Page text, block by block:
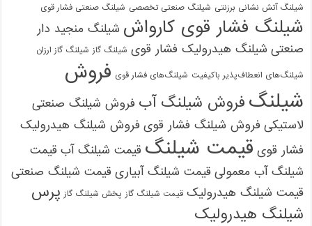
شیلنگ آتش نشانی برزنتی شیلنگ صنعتی تخصصی شیلنگ صنعتی فشار قوی
شیلنگ فشار قوی کارواش شیلنگ منجید دار
صنعتی شیلنگ هیدرولیک فشار قوی شیلنگ گاز شیلنگ گاز ارزان
شیلنگ‌های انعطاف‌پذیر باکیفیت شیلنگ‌های فشار قوی فروش
شیلنگ فروش شیلنگ آب فروش شیلنگ صنعتی
لاستیکی فروش شیلنگ فشار قوی فروش شیلنگ هیدرولیک
فشار قوی قیمت شیلنگ قیمت شیلنگ آب قیمت
شیلنگ آب معمولی قیمت شیلنگ آبیاری قیمت شیلنگ صنعتی
قیمت شیلنگ هیدرولیک قیمت شیلنگ گاز پخش شیلنگ گاز پرس
شیلنگ هیدرولیک